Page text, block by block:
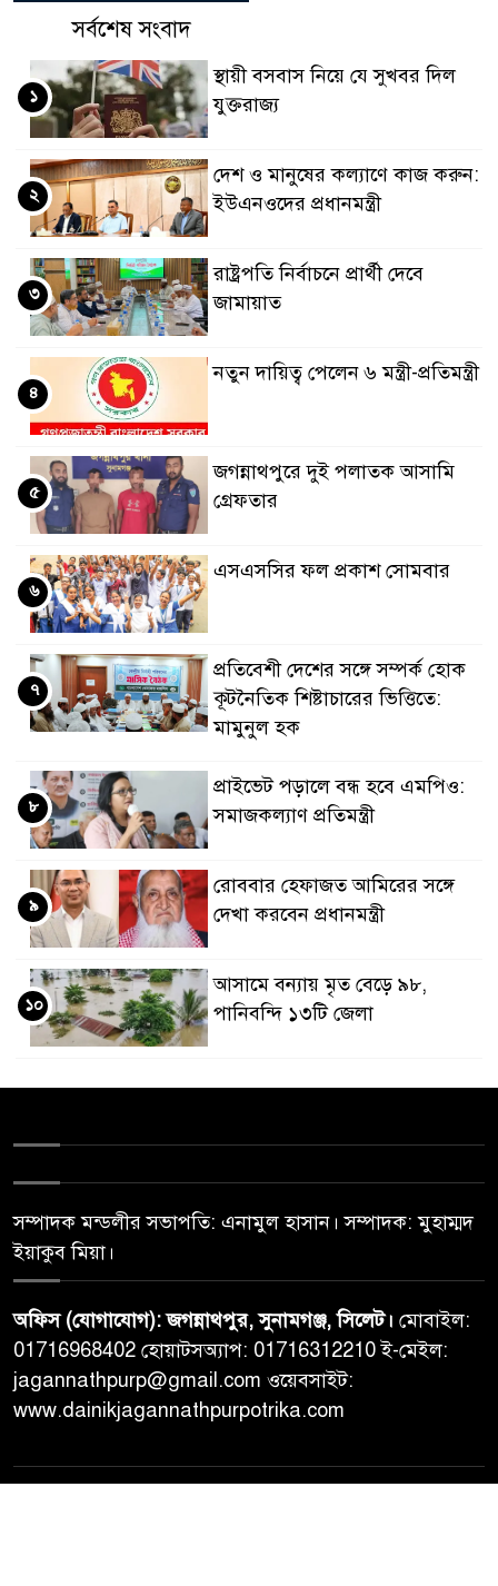
সর্বশেষ সংবাদ
স্থায়ী বসবাস নিয়ে যে সুখবর দিল
যুক্তরাজ্য
১
দেশ ও মানুষের কল্যাণে কাজ করুন:
ইউএনওদের প্রধানমন্ত্রী
২
রাষ্ট্রপতি নির্বাচনে প্রার্থী দেবে
জামায়াত
৩
নতুন দায়িত্ব পেলেন ৬ মন্ত্রী-প্রতিমন্ত্রী
৪
জগন্নাথপুরে দুই পলাতক আসামি
গ্রেফতার
৫
এসএসসির ফল প্রকাশ সোমবার
৬
প্রতিবেশী দেশের সঙ্গে সম্পর্ক হোক
কূটনৈতিক শিষ্টাচারের ভিত্তিতে:
মামুনুল হক
৭
প্রাইভেট পড়ালে বন্ধ হবে এমপিও:
সমাজকল্যাণ প্রতিমন্ত্রী
৮
রোববার হেফাজত আমিরের সঙ্গে
দেখা করবেন প্রধানমন্ত্রী
৯
আসামে বন্যায় মৃত বেড়ে ৯৮,
পানিবন্দি ১৩টি জেলা
১০
সম্পাদক মন্ডলীর সভাপতি: এনামুল হাসান। সম্পাদক: মুহাম্মদ
ইয়াকুব মিয়া।
অফিস (যোগাযোগ): জগন্নাথপুর, সুনামগঞ্জ, সিলেট। মোবাইল:
01716968402 হোয়াটসঅ্যাপ: 01716312210 ই-মেইল:
jagannathpurp@gmail.com ওয়েবসাইট:
www.dainikjagannathpurpotrika.com